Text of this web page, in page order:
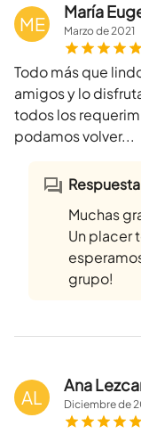
ME
María
Marzode2021
Todo más que
amigos y lo
todos los
podamos volver...
Muchas
Un placer
grupo!
AL
Ana
Diciembrede